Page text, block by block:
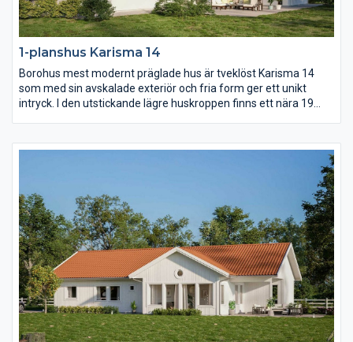
1-planshus Karisma 14
Borohus mest modernt präglade hus är tveklöst Karisma 14
som med sin avskalade exteriör och fria form ger ett unikt
intryck. I den utstickande lägre huskroppen finns ett nära 19
som en effekt av det höga snedtaket.